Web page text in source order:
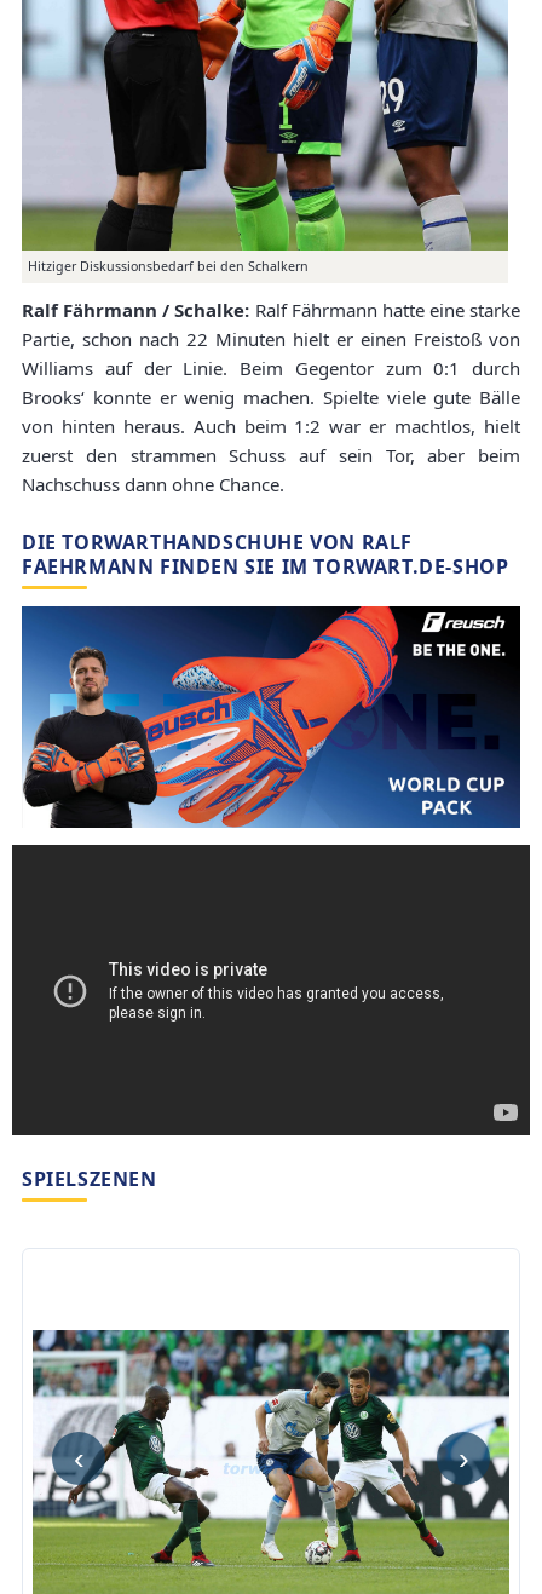
Hitziger Diskussionsbedarf bei den Schalkern
Ralf Fährmann / Schalke: Ralf Fährmann hatte eine starke
Partie, schon nach 22 Minuten hielt er einen Freistoß von
Williams auf der Linie. Beim Gegentor zum 0:1 durch
Brooks‘ konnte er wenig machen. Spielte viele gute Bälle
von hinten heraus. Auch beim 1:2 war er machtlos, hielt
zuerst den strammen Schuss auf sein Tor, aber beim
Nachschuss dann ohne Chance.
DIE TORWARTHANDSCHUHE VON RALF
FAEHRMANN FINDEN SIE IM TORWART.DE-SHOP
SPIELSZENEN
‹ ›